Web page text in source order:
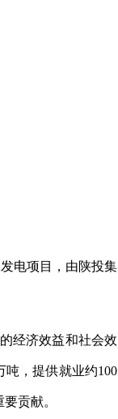
电项目，由陕投集
经济效益和社会效
吨，提供就业约100
贡献。